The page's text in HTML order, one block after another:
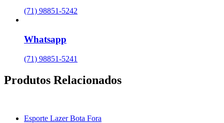
(71) 98851-5242
Whatsapp
(71) 98851-5241
Produtos Relacionados
Esporte Lazer Bota Fora